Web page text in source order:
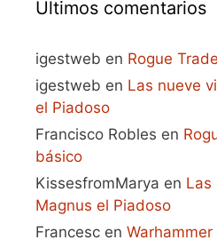
Últimos comentarios
igestweb en Rogue
igestweb en Las nueve
el Piadoso
Francisco Robles en
básico
KissesfromMarya en Las
Magnus el Piadoso
Francesc en